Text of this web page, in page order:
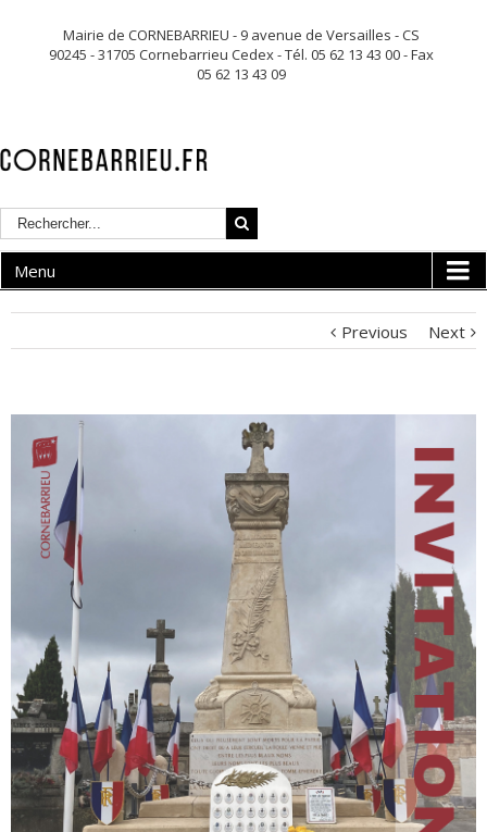
Mairie de CORNEBARRIEU - 9 avenue de Versailles - CS
90245 - 31705 Cornebarrieu Cedex - Tél. 05 62 13 43 00 - Fax
05 62 13 43 09
Menu
Previous Next